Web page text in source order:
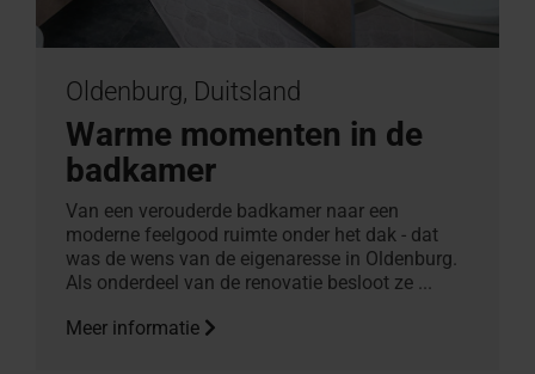
Oldenburg, Duitsland
Warme momenten in de
badkamer
Van een verouderde badkamer naar een
moderne feelgood ruimte onder het dak - dat
was de wens van de eigenaresse in Oldenburg.
Als onderdeel van de renovatie besloot ze ...
Meer informatie